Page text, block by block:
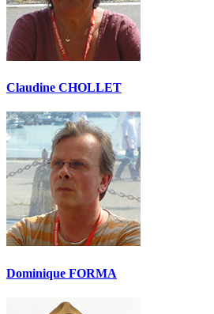
Claudine CHOLLET
Dominique FORMA